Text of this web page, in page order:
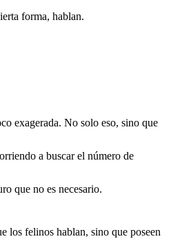
forma, hablan.
exagerada. No solo eso, sino que
a buscar el número de
que no es necesario.
los felinos hablan, sino que poseen